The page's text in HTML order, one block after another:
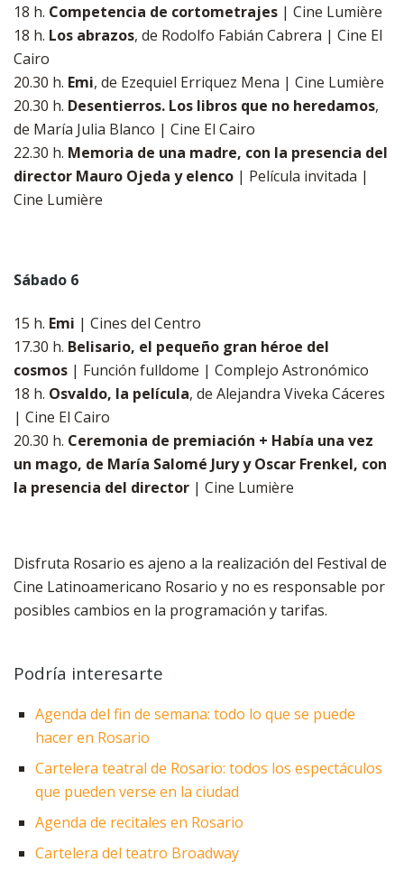
​​​​​​​18 h. Competencia de cortometrajes | Cine Lumière
​​​​​​​18 h. Los abrazos, de Rodolfo Fabián Cabrera | Cine El
Cairo
​​​​​​​20.30 h. Emi, de Ezequiel Erriquez Mena | Cine Lumière
​​​​​​​20.30 h. Desentierros. Los libros que no heredamos,
de María Julia Blanco | Cine El Cairo
​​​​​​​22.30 h. Memoria de una madre, con la presencia del
director Mauro Ojeda y elenco | Película invitada |
Cine Lumière
Sábado 6
​​​​​​​15 h. Emi | Cines del Centro
​​​​​​​17.30 h. Belisario, el pequeño gran héroe del
cosmos | Función fulldome | Complejo Astronómico
​​​​​​​18 h. Osvaldo, la película, de Alejandra Viveka Cáceres
| Cine El Cairo
20.30 h. Ceremonia de premiación + Había una vez
un mago, de María Salomé Jury y Oscar Frenkel, con
la presencia del director | Cine Lumière
Disfruta Rosario es ajeno a la realización del Festival de
Cine Latinoamericano Rosario y no es responsable por
posibles cambios en la programación y tarifas.
Podría interesarte
Agenda del fin de semana: todo lo que se puede
hacer en Rosario
Cartelera teatral de Rosario: todos los espectáculos
que pueden verse en la ciudad
Agenda de recitales en Rosario
Cartelera del teatro Broadway